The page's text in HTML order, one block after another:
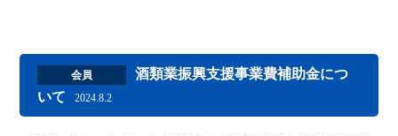
会員
酒類業振興支援事業費補助金につ
いて
2024.8.2